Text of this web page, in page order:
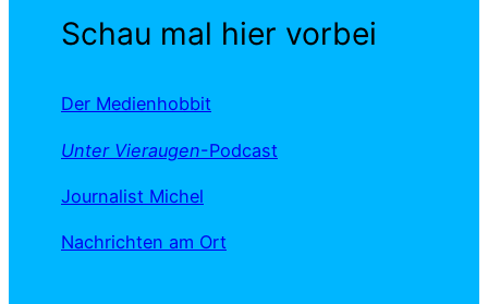
Schau mal hier vorbei
Der Medienhobbit
Unter Vieraugen-Podcast
Journalist Michel
Nachrichten am Ort